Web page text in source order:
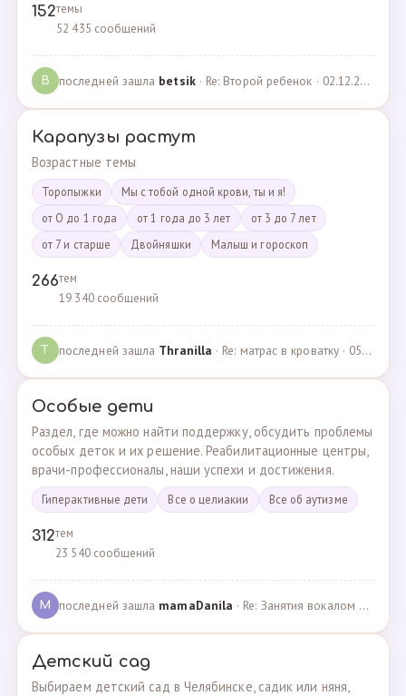
152темы
52 435 сообщений
B последней зашла betsik· Re: Второй ребенок · 02.12.2023
Карапузы растут
Возрастные темы
Торопыжки
Мы с тобой одной крови, ты и я!
от О до 1 года
от 1 года до 3 лет
от 3 до 7 лет
от 7 и старше
Двойняшки Малыш и гороскоп
266тем
19 340 сообщений
T последней зашла Thranilla · Re: матрас в кроватку · 05.05.2024
Особые дети
Раздел, где можно найти поддержку, обсудить проблемы
особых деток и их решение. Реабилитационные центры,
врачи-профессионалы, наши успехи и достижения.
Гиперактивные дети Все о целиакии Все об аутизме
312тем
23 540 сообщений
M последней зашла mamaDanila · Re: Занятия вокалом и танцами для подростков с мент… · 12.03.2025
Детский сад
Выбираем детский сад в Челябинске, садик или няня,